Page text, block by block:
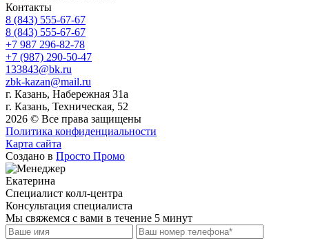
Контакты
8 (843) 555-67-67
8 (843) 555-67-67
+7 987 296-82-78
+7 (987) 290-50-47
133843@bk.ru
zbk-kazan@mail.ru
г. Казань, Набережная 31а
г. Казань, Техническая, 52
2026 © Все права защищены
Политика конфиденциальности
Карта сайта
Создано в Просто Промо
Екатерина
Специалист колл-центра
Консультация специалиста
Мы свяжемся с вами в течение 5 минут